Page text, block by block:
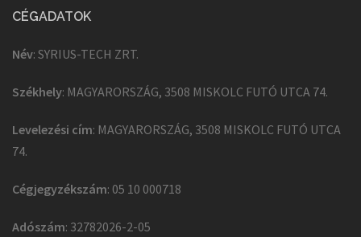
CÉGADATOK
Név: SYRIUS-TECH ZRT.
Székhely: MAGYARORSZÁG, 3508 MISKOLC FUTÓ UTCA 74.
Levelezési cím: MAGYARORSZÁG, 3508 MISKOLC FUTÓ UTCA
74.
Cégjegyzékszám: 05 10 000718
Adószám: 32782026-2-05